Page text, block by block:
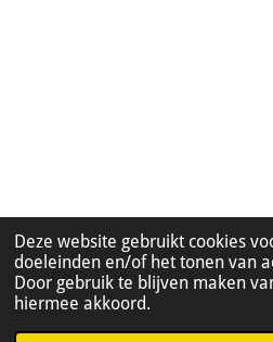
Deze website gebruikt cookies
doeleinden en/of het tonen van
Door gebruik te blijven maken
hiermee akkoord.